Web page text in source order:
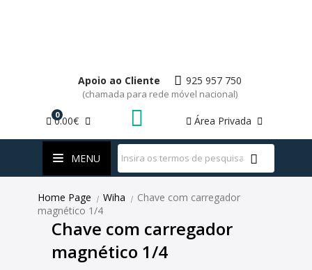
WhatsApp
Apoio ao Cliente 925 957 750
(chamada para rede móvel nacional)
Área Privada
0
0.00€
MENU
Home Page | Wiha | Chave com carregador
magnético 1/4
Chave com carregador
magnético 1/4